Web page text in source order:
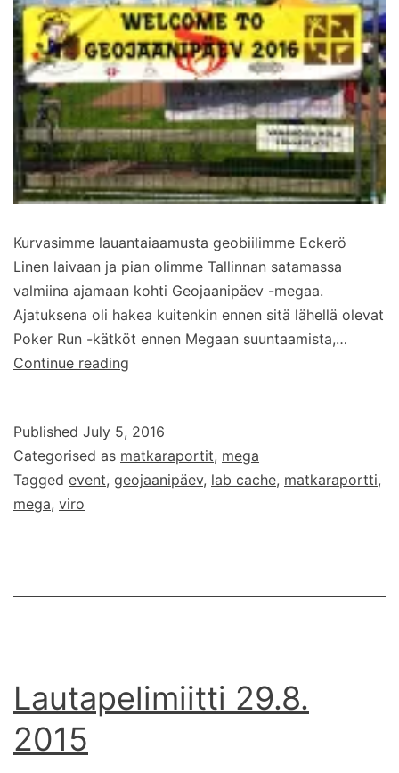
Kurvasimme lauantaiaamusta geobiilimme Eckerö
Linen laivaan ja pian olimme Tallinnan satamassa
valmiina ajamaan kohti Geojaanipäev -megaa.
Ajatuksena oli hakea kuitenkin ennen sitä lähellä olevat
Poker Run -kätköt ennen Megaan suuntaamista,…
Continue reading
Viron
megasta
Published July 5, 2016
Categorised as matkaraportit, mega
Tagged event, geojaanipäev, lab cache, matkaraportti,
mega, viro
Lautapelimiitti 29.8.
2015